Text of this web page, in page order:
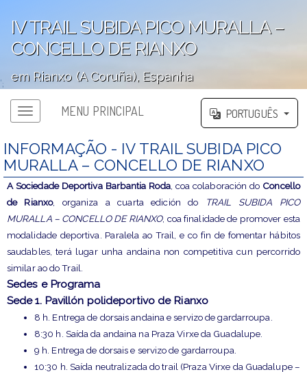
IV TRAIL SUBIDA PICO MURALLA –
CONCELLO DE RIANXO
em Rianxo (A Coruña), Espanha
';
MENU PRINCIPAL PORTUGUÊS
INFORMAÇÃO - IV TRAIL SUBIDA PICO
MURALLA – CONCELLO DE RIANXO
A Sociedade Deportiva Barbantia Roda, coa colaboración do Concello
de Rianxo, organiza a cuarta edición do
TRAIL SUBIDA PICO
MURALLA – CONCELLO DE RIANXO, coa finalidade de promover esta
modalidade deportiva. Paralela ao Trail, e co fin de fomentar hábitos
saudables, terá lugar unha andaina non competitiva cun percorrido
similar ao do Trail.
Sedes e Programa
Sede 1. Pavillón polideportivo de Rianxo
8 h. Entrega de dorsais andaina e servizo de gardarroupa.
8:30 h. Saída da andaina na Praza Virxe da Guadalupe.
9 h. Entrega de dorsais e servizo de gardarroupa.
10:30 h. Saída neutralizada do trail (Praza Virxe da Guadalupe –